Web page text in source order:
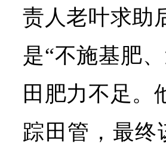
责人老叶求助
是“不施基肥
田肥力不足。
踪田管，最终